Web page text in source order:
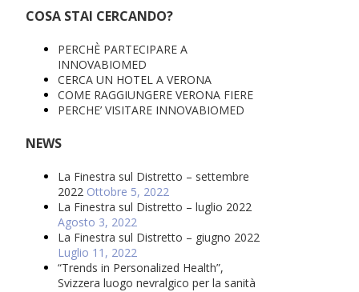
COSA STAI CERCANDO?
PERCHÈ PARTECIPARE A
INNOVABIOMED
CERCA UN HOTEL A VERONA
COME RAGGIUNGERE VERONA FIERE
PERCHE’ VISITARE INNOVABIOMED
NEWS
La Finestra sul Distretto – settembre
2022 Ottobre 5, 2022
La Finestra sul Distretto – luglio 2022
Agosto 3, 2022
La Finestra sul Distretto – giugno 2022
Luglio 11, 2022
“Trends in Personalized Health”,
Svizzera luogo nevralgico per la sanità